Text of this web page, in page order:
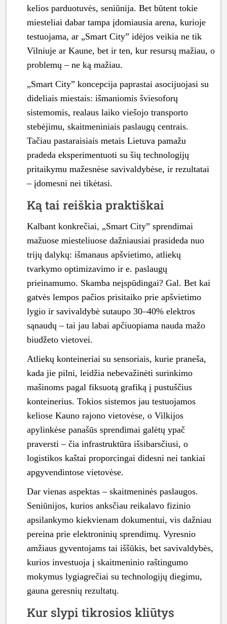
kelios parduotuvės, seniūnija. Bet būtent tokie
miesteliai dabar tampa įdomiausia arena, kurioje
testuojama, ar „Smart City” idėjos veikia ne tik
Vilniuje ar Kaune, bet ir ten, kur resursų mažiau, o
problemų – ne ką mažiau.
„Smart City” koncepcija paprastai asocijuojasi su
dideliais miestais: išmaniomis šviesoforų
sistemomis, realaus laiko viešojo transporto
stebėjimu, skaitmeniniais paslaugų centrais.
Tačiau pastaraisiais metais Lietuva pamažu
pradeda eksperimentuoti su šių technologijų
pritaikymu mažesnėse savivaldybėse, ir rezultatai
– įdomesni nei tikėtasi.
Ką tai reiškia praktiškai
Kalbant konkrečiai, „Smart City” sprendimai
mažuose miesteliuose dažniausiai prasideda nuo
trijų dalykų: išmanaus apšvietimo, atliekų
tvarkymo optimizavimo ir e. paslaugų
prieinamumo. Skamba neįspūdingai? Gal. Bet kai
gatvės lempos pačios prisitaiko prie apšvietimo
lygio ir savivaldybė sutaupo 30–40% elektros
sąnaudų – tai jau labai apčiuopiama nauda mažo
biudžeto vietovei.
Atliekų konteineriai su sensoriais, kurie praneša,
kada jie pilni, leidžia nebevažinėti surinkimo
mašinoms pagal fiksuotą grafiką į pustuščius
konteinerius. Tokios sistemos jau testuojamos
keliose Kauno rajono vietovėse, o Vilkijos
apylinkėse panašūs sprendimai galėtų ypač
praversti – čia infrastruktūra išsibarsčiusi, o
logistikos kaštai proporcingai didesni nei tankiai
apgyvendintose vietovėse.
Dar vienas aspektas – skaitmeninės paslaugos.
Seniūnijos, kurios anksčiau reikalavo fizinio
apsilankymo kiekvienam dokumentui, vis dažniau
pereina prie elektroninių sprendimų. Vyresnio
amžiaus gyventojams tai iššūkis, bet savivaldybės,
kurios investuoja į skaitmeninio raštingumo
mokymus lygiagrečiai su technologijų diegimu,
gauna geresnių rezultatų.
Kur slypi tikrosios kliūtys